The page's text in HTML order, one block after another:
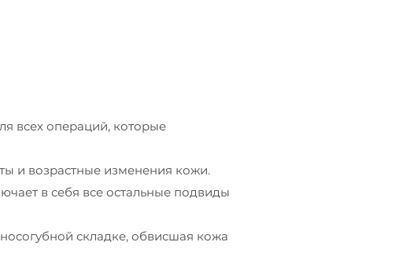
всех операций, которые
и возрастные изменения кожи.
в себя все остальные подвиды
складке, обвисшая кожа